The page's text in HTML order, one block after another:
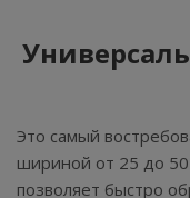
Это самый
шириной от 25 до
позволяет быстро